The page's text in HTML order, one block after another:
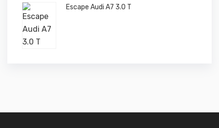
Escape Audi A7 3.0 T